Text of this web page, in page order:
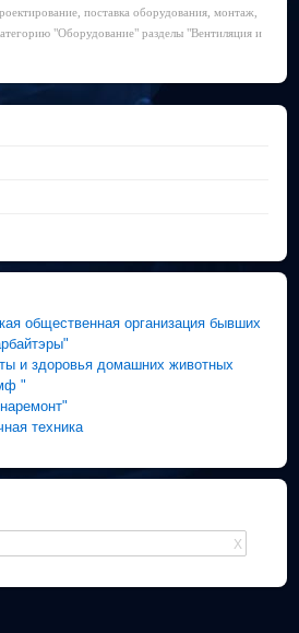
поставка оборудования, монтаж,
"Оборудование" разделы "Вентиляция и
общественная организация бывших
и здоровья домашних животных
"
техника
X